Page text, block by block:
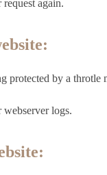
again.
protected by a throtle
webserver logs.